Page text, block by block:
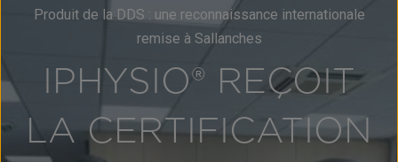
Produit de la DDS : une reconnaissance internationale
remise à Sallanches
IPHYSIO® REÇOIT
LA CERTIFICATION